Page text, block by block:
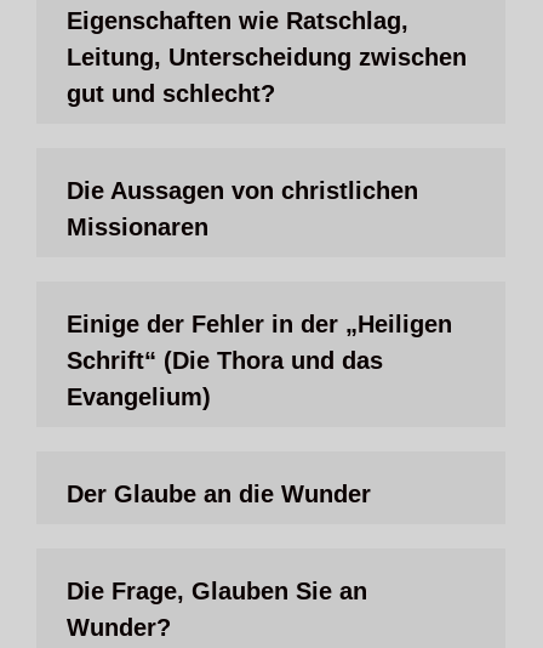
Eigenschaften wie Ratschlag,
Leitung, Unterscheidung zwischen
gut und schlecht?
Die Aussagen von christlichen
Missionaren
Einige der Fehler in der „Heiligen
Schrift“ (Die Thora und das
Evangelium)
Der Glaube an die Wunder
Die Frage, Glauben Sie an
Wunder?